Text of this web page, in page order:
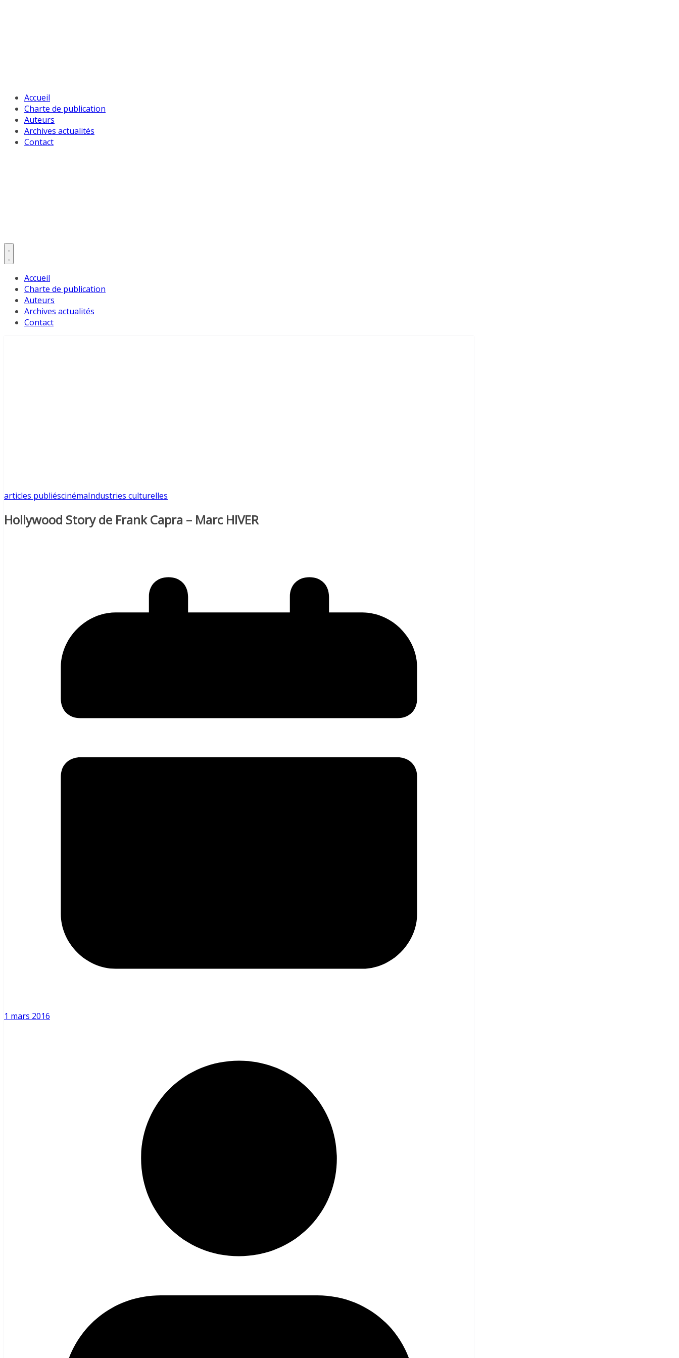
Accueil
Charte de publication
Auteurs
Archives actualités
Contact
Accueil
Charte de publication
Auteurs
Archives actualités
Contact
articles publiéscinémaIndustries culturelles
Hollywood Story de Frank Capra – Marc HIVER
1 mars 2016